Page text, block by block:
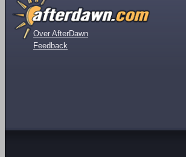
Over AfterDawn
Feedback